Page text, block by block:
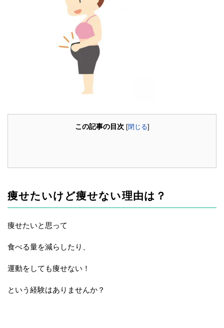
この記事の目次 [閉じる]
痩せたいけど痩せない理由は？
痩せたいと思って
食べる量を減らしたり、
運動をしても痩せない！
という経験はありませんか？